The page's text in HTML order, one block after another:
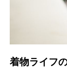
着物ライフ